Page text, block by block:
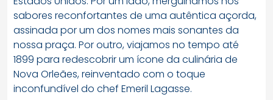
sabores reconfortantes de uma autêntica açorda,
assinada por um dos nomes mais sonantes da
nossa praça. Por outro, viajamos no tempo até
1899 para redescobrir um ícone da culinária de
Nova Orleães, reinventado com o toque
inconfundível do chef Emeril Lagasse.